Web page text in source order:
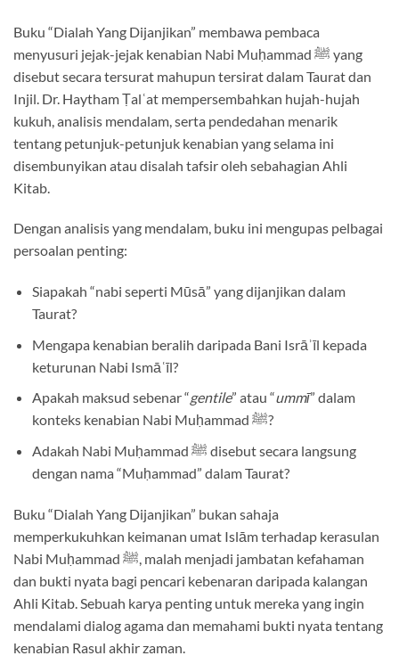
Buku “Dialah Yang Dijanjikan” membawa pembaca
menyusuri jejak-jejak kenabian Nabi Muḥammad ﷺ yang
disebut secara tersurat mahupun tersirat dalam Taurat dan
Injil. Dr. Haytham Ṭalʿat mempersembahkan hujah-hujah
kukuh, analisis mendalam, serta pendedahan menarik
tentang petunjuk-petunjuk kenabian yang selama ini
disembunyikan atau disalah tafsir oleh sebahagian Ahli
Kitab.
Dengan analisis yang mendalam, buku ini mengupas pelbagai
persoalan penting:
Siapakah “nabi seperti Mūsā” yang dijanjikan dalam
Taurat?
Mengapa kenabian beralih daripada Bani Isrāʾīl kepada
keturunan Nabi Ismāʿīl?
Apakah maksud sebenar “gentile” atau “ummī” dalam
konteks kenabian Nabi Muḥammad ﷺ?
Adakah Nabi Muḥammad ﷺ disebut secara langsung
dengan nama “Muḥammad” dalam Taurat?
Buku “Dialah Yang Dijanjikan” bukan sahaja
memperkukuhkan keimanan umat Islām terhadap kerasulan
Nabi Muḥammad ﷺ, malah menjadi jambatan kefahaman
dan bukti nyata bagi pencari kebenaran daripada kalangan
Ahli Kitab. Sebuah karya penting untuk mereka yang ingin
mendalami dialog agama dan memahami bukti nyata tentang
kenabian Rasul akhir zaman.